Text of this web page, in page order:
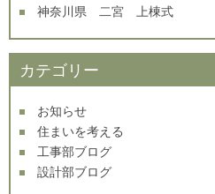
神奈川県 二宮 上棟式
カテゴリー
お知らせ
住まいを考える
工事部ブログ
設計部ブログ